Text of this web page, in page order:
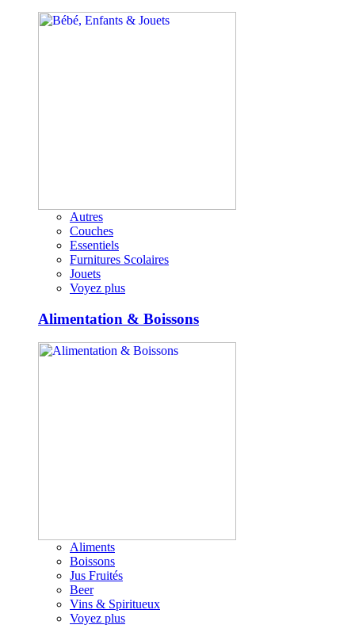
Autres
Couches
Essentiels
Furnitures Scolaires
Jouets
Voyez plus
Alimentation & Boissons
Aliments
Boissons
Jus Fruités
Beer
Vins & Spiritueux
Voyez plus